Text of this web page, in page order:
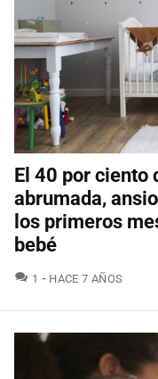
El 40 por ciento
abrumada,
los primeros
bebé
1 COMENTARIOS
HACE 7 AÑOS